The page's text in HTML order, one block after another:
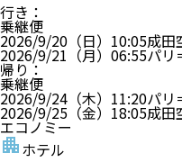
行き ：
乗継便
2026/9/20（日） 10:05成田
2026/9/21（月） 06:55パリ
帰り ：
乗継便
2026/9/24（木） 11:20パリ
2026/9/25（金） 18:05成田
エコノミー
ホテル